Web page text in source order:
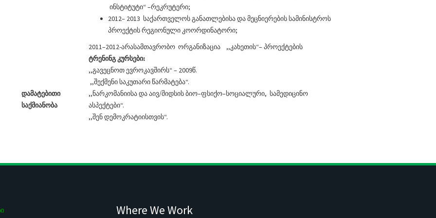
ინსტიტუტი“ –რეკრუტერი;
2012– 2013 საქართველოს განათლებისა და მეცნიერების სამინისტროს
პროექტის რეგიონული კოორდინატორი;
2011–2012-არასამთავრობო ორგანიზაცია ,,კახეთის“– პროექტების
დამატებითი
საქმიანობა
ტრენინგკურსები:
,,გავეცნოთ ევროკავშირს“ – 2009წ.
,,შექმენი საკუთარი წარმატება“.
,,ნარკომანიისა და აივ/შიდსის ბიო–ფსიქო–სოციალური, სამედიცინო
ასპექტები“.
,,შენ დემოკრატიისთვის“.
Where We Work